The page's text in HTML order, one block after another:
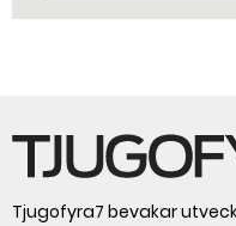
Tjugofyra7 bevakar